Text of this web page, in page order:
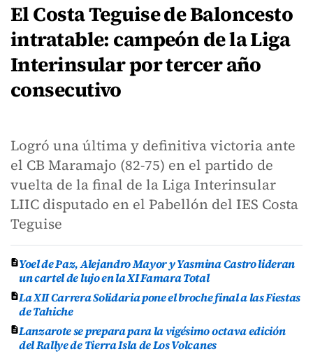
El Costa Teguise de Baloncesto
intratable: campeón de la Liga
Interinsular por tercer año
consecutivo
Logró una última y definitiva victoria ante
el CB Maramajo (82-75) en el partido de
vuelta de la final de la Liga Interinsular
LIIC disputado en el Pabellón del IES Costa
Teguise
Yoel de Paz, Alejandro Mayor y Yasmina Castro lideran
un cartel de lujo en la XI Famara Total
La XII Carrera Solidaria pone el broche final a las Fiestas
de Tahiche
Lanzarote se prepara para la vigésimo octava edición
del Rallye de Tierra Isla de Los Volcanes